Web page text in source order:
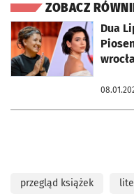
ZOBACZ
Dua
otworzy się w nowej karcie
przegląd książek